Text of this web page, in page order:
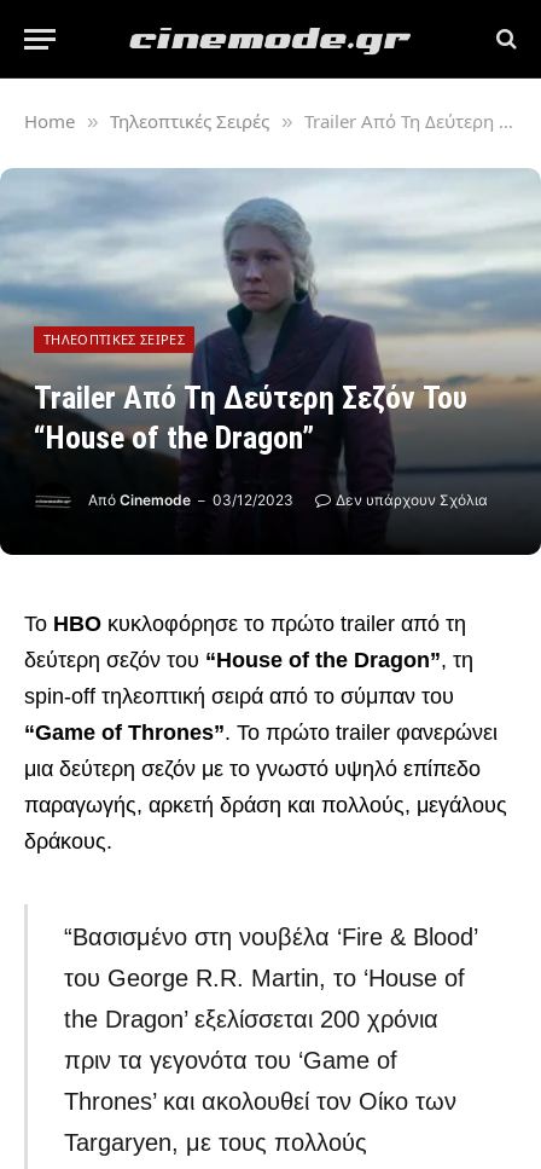
Home » Τηλεοπτικές Σειρές » Trailer Από Τη Δεύτερη Σεζόν Του “House of the Dragon”
ΤΗΛΕΟΠΤΙΚΈΣ ΣΕΙΡΈΣ
Trailer Από Τη Δεύτερη Σεζόν Του
“House of the Dragon”
Από Cinemode 03/12/2023 Δεν υπάρχουν Σχόλια
Το HBO κυκλοφόρησε το πρώτο trailer από τη
δεύτερη σεζόν του “House of the Dragon”, τη
spin-off τηλεοπτική σειρά από το σύμπαν του
“Game of Thrones”. Το πρώτο trailer φανερώνει
μια δεύτερη σεζόν με το γνωστό υψηλό επίπεδο
παραγωγής, αρκετή δράση και πολλούς, μεγάλους
δράκους.
“Βασισμένο στη νουβέλα ‘Fire & Blood’
του George R.R. Martin, το ‘House of
the Dragon’ εξελίσσεται 200 χρόνια
πριν τα γεγονότα του ‘Game of
Thrones’ και ακολουθεί τον Οίκο των
Targaryen, με τους πολλούς